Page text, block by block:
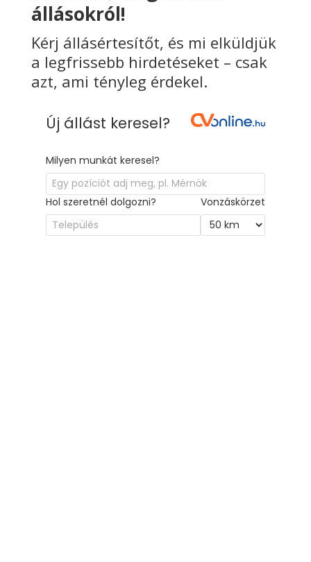
állásokról!
Kérj állásértesítőt, és mi elküldjük
a legfrissebb hirdetéseket – csak
azt, ami tényleg érdekel.